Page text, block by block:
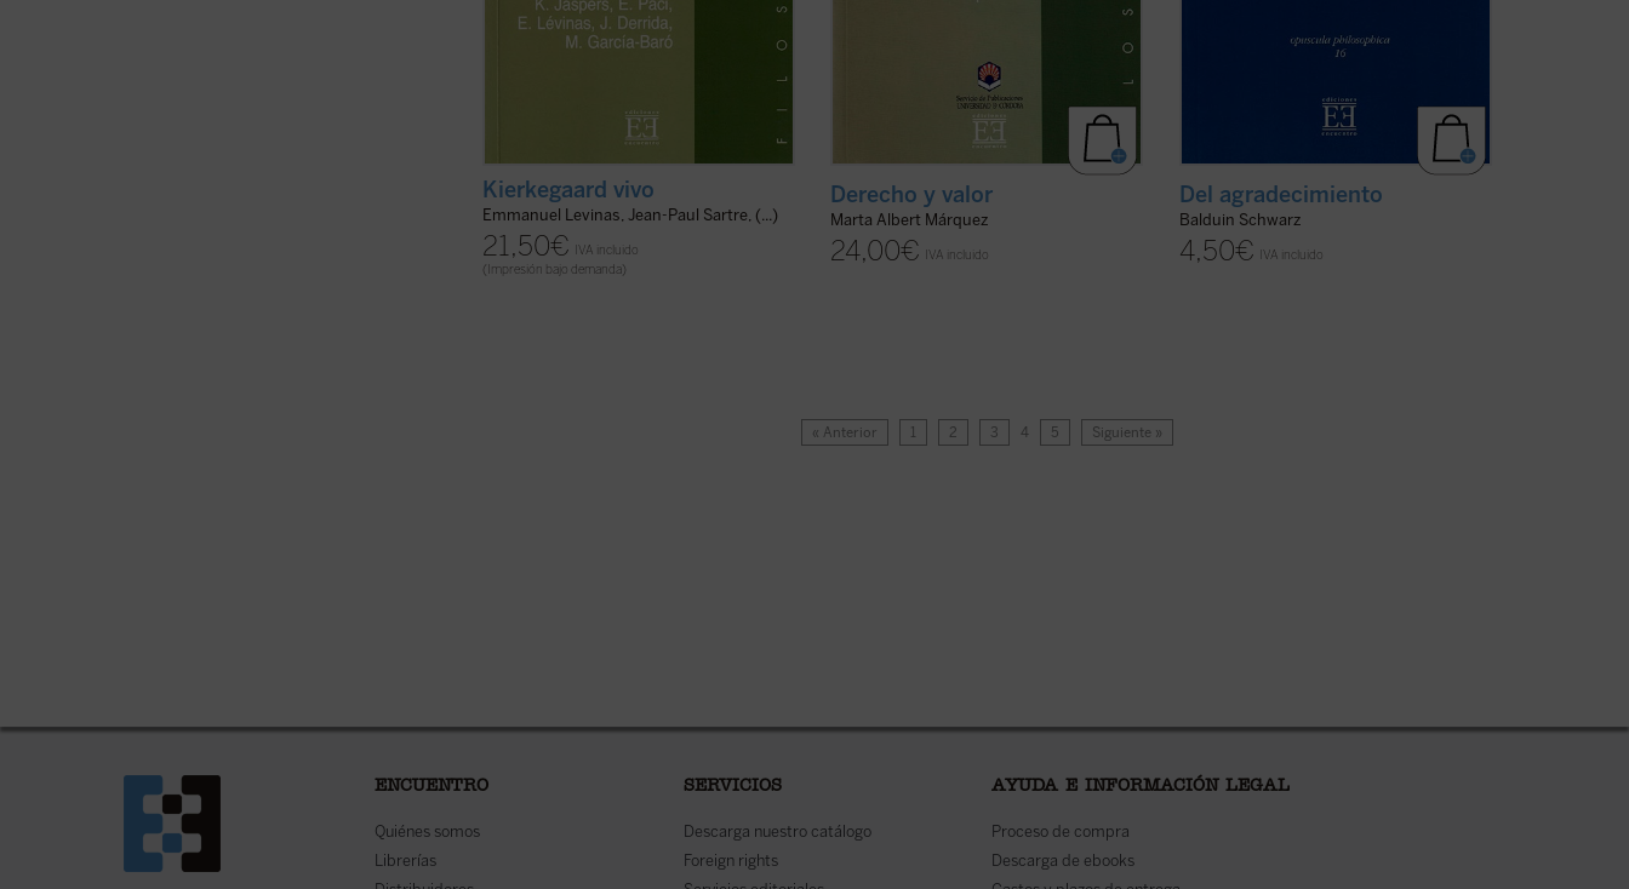
Kierkegaard vivo
Emmanuel Levinas, Jean-Paul Sartre, (...)
21,50€
IVA incluido
(Impresión bajo demanda)
Derecho y valor
Marta Albert Márquez
24,00€ IVA incluido
Del agradecimiento
Balduin Schwarz
4,50€ IVA incluido
« Anterior 1 2 3 4 5 Siguiente »
ENCUENTRO
Quiénes somos
Librerías
SERVICIOS
Descarga nuestro catálogo
Foreign rights
AYUDA E INFORMACIÓN LEGAL
Proceso de compra
Descarga de ebooks